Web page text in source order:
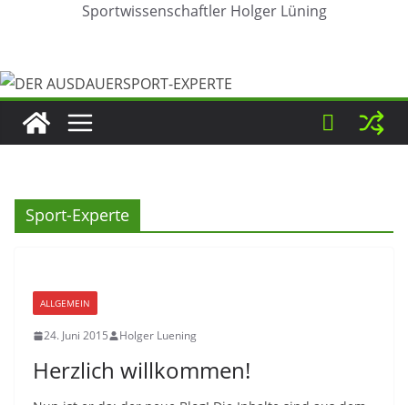
Sportwissenschaftler Holger Lüning
Sport-Experte
ALLGEMEIN
24. Juni 2015 Holger Luening
Herzlich willkommen!